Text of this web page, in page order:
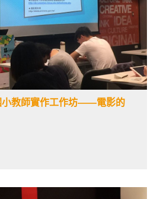
小教師實作工作坊——電影的